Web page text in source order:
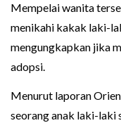
Mempelai wanita
menikahi kakak laki-
mengungkapkan jika
adopsi.
Menurut laporan
seorang anak laki-laki